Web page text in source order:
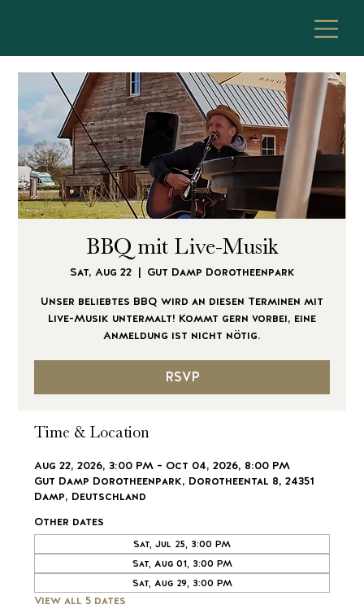
BBQ mit Live-Musik
Sat, Aug 22
  |
Gut Damp Dorotheenpark
Unser beliebtes BBQ wird an diesen Terminen mit
Live-Musik untermalt! Kommt gern vorbei, eine
Anmeldung ist nicht nötig.
RSVP
Time & Location
Aug 22, 2026, 3:00 PM – Oct 04, 2026, 8:00 PM
Gut Damp Dorotheenpark, Dorotheental 8, 24351
Damp, Deutschland
Other dates
Sat, Jul 25, 3:00 PM
Sat, Aug 01, 3:00 PM
Sat, Aug 29, 3:00 PM
View all 5 dates